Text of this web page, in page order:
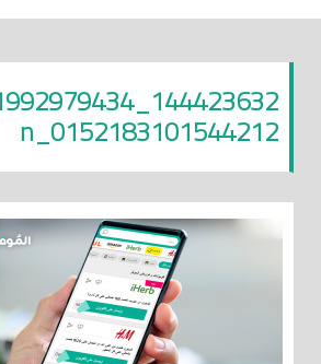
0152183101544212_n